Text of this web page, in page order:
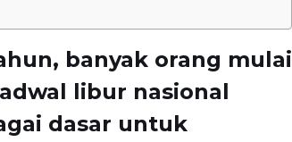
banyak orang mulai
libur nasional
dasar untuk